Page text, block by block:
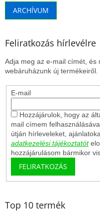
ARCHÍVUM
Feliratkozás hírlevélre
Adja meg az e-mail címét, és
webáruházunk új termékeiről.
E-mail
Hozzájárulok, hogy az
mail címem
útján hírleveleket,
adatkezelési tájékoztatót
hozzájárulásom bármikor
FELIRATKOZÁS
Top 10 termék